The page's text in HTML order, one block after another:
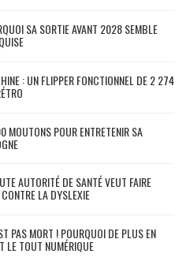
SA SORTIE AVANT 2028 SEMBLE
: UN FLIPPER FONCTIONNEL DE 2 274
MOUTONS POUR ENTRETENIR SA
AUTORITÉ DE SANTÉ VEUT FAIRE
LA DYSLEXIE
PAS MORT ! POURQUOI DE PLUS EN
LE TOUT NUMÉRIQUE